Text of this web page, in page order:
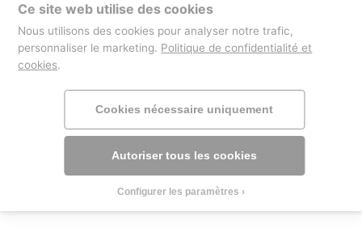
Email (Nécessaire)
Téléphone
Ce site web utilise des cookies
Nous utilisons des cookies pour analyser notre trafic,
personnaliser le marketing. Politique de confidentialité et
cookies.
Cookies nécessaire uniquement
Autoriser tous les cookies
Configurer les paramètres